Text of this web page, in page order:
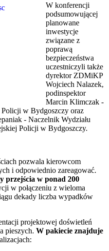
W konferencji
podsumowującej
planowane
inwestycje
związane z
poprawą
bezpieczeństwa
uczestniczyli także
dyrektor ZDMiKP
Wojciech Nalazek,
podinspektor
Marcin Klimczak -
Policji w Bydgoszczy oraz
- Naczelnik Wydziału
Policji w Bydgoszczy.
pozwala kierowcom
i odpowiednio zareagować.
przejścia w ponad 200
w połączeniu z wieloma
dekady liczba wypadków
projektowej doświetleń
pieszych. W pakiecie znajduje